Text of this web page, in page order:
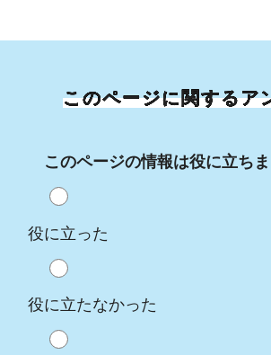
このページに関するア
このページの情報は役に立ち
役に立った
役に立たなかった